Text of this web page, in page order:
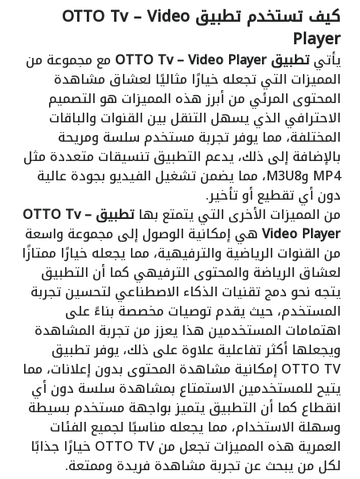
كيف تستخدم تطبيق OTTO Tv – Video
Player
يأتيتطبيق OTTO Tv – Video Player مع مجموعة من
المميزات التي تجعله خيارًا مثاليًا لعشاق مشاهدة
المحتوى المرئي من أبرز هذه المميزات هو التصميم
الاحترافي الذي يسهل التنقل بين القنوات والباقات
المختلفة، مما يوفر تجربة مستخدم سلسة ومريحة
بالإضافة إلى ذلك، يدعم التطبيق تنسيقات متعددة مثل
MP4 وM3U8، مما يضمن تشغيل الفيديو بجودة عالية
دون أي تقطيع أو تأخير.
من المميزات الأخرى التي يتمتع بها تطبيق OTTO Tv –
Video Playerهي إمكانية الوصول إلى مجموعة واسعة
من القنوات الرياضية والترفيهية، مما يجعله خيارًا ممتازًا
لعشاق الرياضة والمحتوى الترفيهي كما أن التطبيق
يتجه نحو دمج تقنيات الذكاء الاصطناعي لتحسين تجربة
المستخدم، حيث يقدم توصيات مخصصة بناءً على
اهتمامات المستخدمين هذا يعزز من تجربة المشاهدة
ويجعلها أكثر تفاعلية علاوة على ذلك، يوفر تطبيق
OTTO TV إمكانية مشاهدة المحتوى بدون إعلانات، مما
يتيح للمستخدمين الاستمتاع بمشاهدة سلسة دون أي
انقطاع كما أن التطبيق يتميز بواجهة مستخدم بسيطة
وسهلة الاستخدام، مما يجعله مناسبًا لجميع الفئات
العمرية هذه المميزات تجعل من OTTO TV خيارًا جذابًا
لكل من يبحث عن تجربة مشاهدة فريدة وممتعة.